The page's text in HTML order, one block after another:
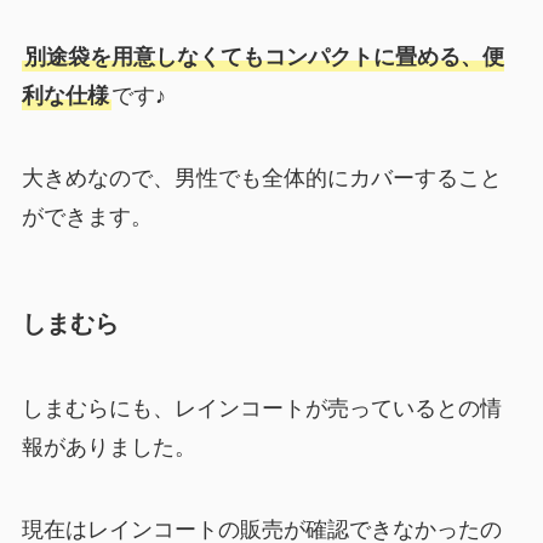
別途袋を用意しなくてもコンパクトに畳める、便
利な仕様です♪
大きめなので、男性でも全体的にカバーすること
ができます。
しまむら
しまむらにも、レインコートが売っているとの情
報がありました。
現在はレインコートの販売が確認できなかったの